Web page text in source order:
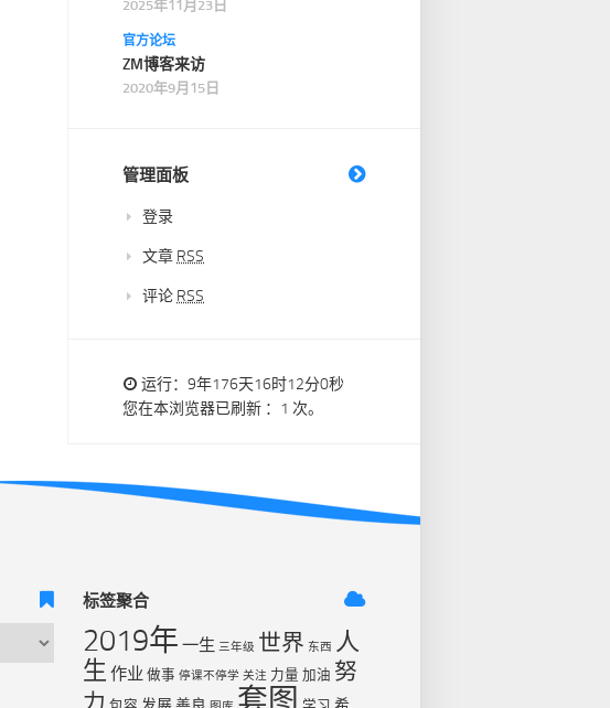
2025年11月23日
官方论坛
ZM博客来访
2020年9月15日
管理面板
登录
文章 RSS
评论 RSS
运行：9年176天16时12分0秒
您在本浏览器已刷新 ：1 次。
标签聚合
2019年 一生 三年级 世界 东西 人
生 作业 做事 停课不停学 关注 力量 加油 努
力
套图